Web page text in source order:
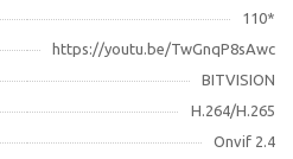
110*
https://youtu.be/TwGnqP8sAwc
BITVISION
H.264/H.265
Onvif 2.4